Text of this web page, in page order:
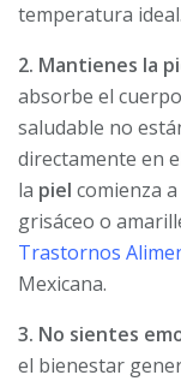
temperatura ideal.
2. Mantienes la
absorbe el
saludable no
directamente en
la piel comienza
grisáceo o
Trastornos
Mexicana.
3. No sientes
el bienestar